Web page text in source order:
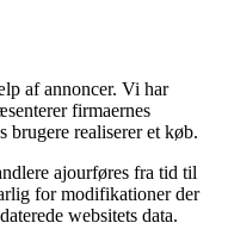
af annoncer. Vi har
firmaernes
brugere realiserer et køb.
ajourføres fra tid til
for modifikationer der
websitets data.